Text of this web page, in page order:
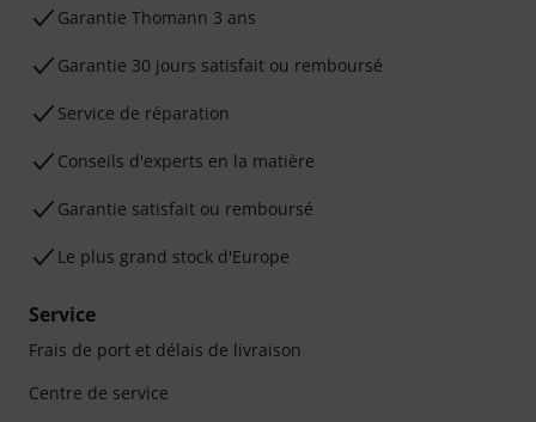
Ga­ran­tie Thomann 3 ans
Garantie 30 jours satisfait ou remboursé
Service de réparation
Conseils d'experts en la matière
Garantie satisfait ou remboursé
Le plus grand stock d'Europe
Service
Frais de port et délais de livraison
Centre de service